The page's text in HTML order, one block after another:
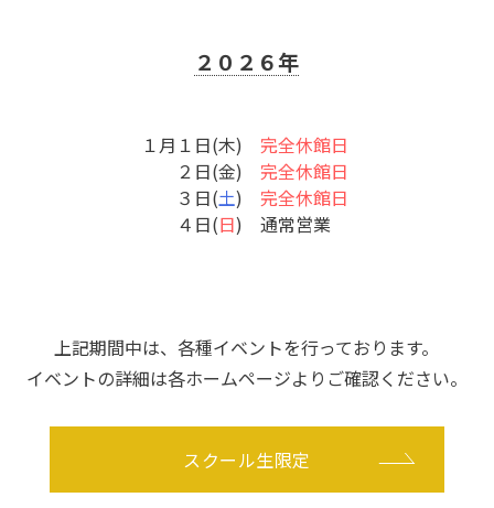
２０２６年
１月１日(木) 完全休館日
２日(金) 完全休館日
３日(土) 完全休館日
４日(日) 通常営業
上記期間中は、各種イベントを行っております。
イベントの詳細は各ホームページよりご確認ください。
スクール生限定